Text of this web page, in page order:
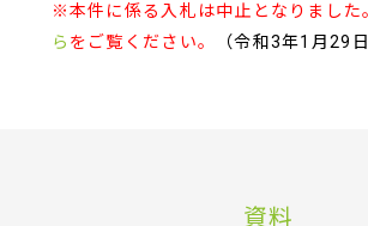
※本件に係る入札は中止となりました
ら をご覧ください。 （令和3年1月29日
資料